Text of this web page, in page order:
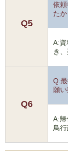
Q5
依
たか
A:
き
Q6
Q:
願い
A:
鳥